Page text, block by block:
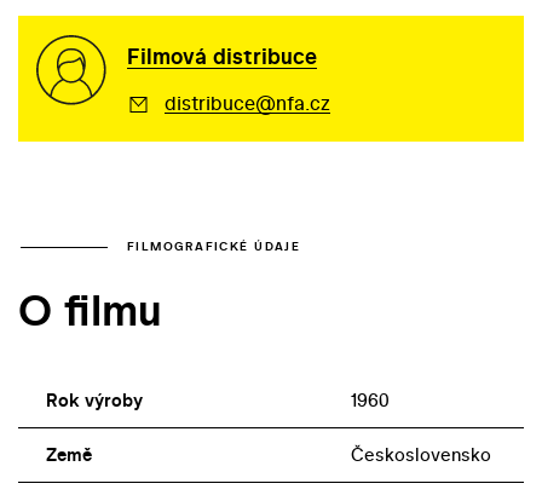
Filmová distribuce
distribuce@nfa.cz
FILMOGRAFICKÉ ÚDAJE
O filmu
Rok výroby 1960
Země Československo